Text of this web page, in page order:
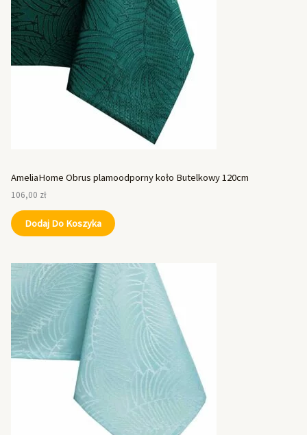
AmeliaHome Obrus plamoodporny koło Butelkowy 120cm
106,00 zł
Dodaj Do Koszyka